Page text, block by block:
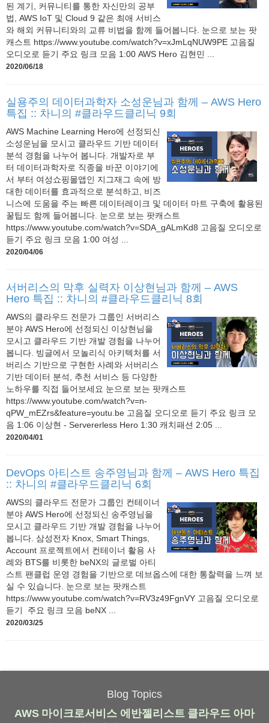
된 계기, 커뮤니티를 통한 자신만의 공부
법, AWS IoT 및 Cloud 9 같은 최애 서비스
와 해외 커뮤니티와의 교류 비법을 함께 들어봅니다. 눈으로 보는 팟
캐스트 https://www.youtube.com/watch?v=xJmLqNUW9PE 고음질
오디오로 듣기 주요 링크 모음 1:00 AWS Hero 김현민 ...
2020/06/18
실용주의 데이터과학자 소성운님과 함께 – AWS Hero
특집 :: 차니의 #클라우드클리닉 9회
AWS Machine Learning Hero에 선정되신
소성운님을 모시고 클라우드 기반 데이터
분석 경험을 나누어 봅니다. 개발자로 부
터 데이터과학자로 직종을 바꾼 이야기에
서 부터 여성쇼핑몰앱인 지그재그 속에 방
대한 데이터를 효과적으로 분석하고, 비즈
니스에 도움을 주는 빠른 데이터레이크 및 데이터 마트 구축에 활용된
꿀팁도 함께 들어봅니다. 눈으로 보는 팟캐스트
https://www.youtube.com/watch?v=SDA_gALmKd8 고음질 오디오로
듣기 주요 링크 모음 1:00 여성 ...
2020/04/06
서버리스의 막후 실력자 이상현님과 함께 – AWS
Hero 특집 :: 차니의 #클라우드클리닉 8회
AWS의 클라우드 전문가 그룹인 서버리스
분야 AWS Hero에 선정되신 이상현님을
모시고 클라우드 기반 개발 경험을 나누어
봅니다. 빙글에서 모놀리식 아키텍처를 서
버리스 기반으로 구현한 사례와 서버리스
기반 데이터 분석, 추천 서비스 등 다양한
노하우를 직접 들어보세요 눈으로 보는 팟캐스트
https://www.youtube.com/watch?v=n-
qPW_mEZrs&feature=youtu.be 고음질 오디오로 듣기 주요 링크 모
음 1:06 이상현 - Servererless Hero 1:30 캐치패션 2:05 ...
2020/04/01
DevOps 아티스트 송주영님과 함께 – AWS Hero 특집
:: 차니의 #클라우드클리닉 6회
AWS의 클라우드 전문가 그룹인 컨테이너
분야 AWS Hero에 선정되신 송주영님을
모시고 클라우드 기반 개발 경험을 나누어
봅니다. 삼성전자 Knox, Smart Things,
Account 프로젝트에서 컨테이너 활용 사
례와 BTS를 비롯한 beNX의 글로벌 아티
스트 팬클럽 운영 경험을 기반으로 데브옵스에 대한 통찰력을 느껴 보
실 수 있습니다. 눈으로 보는 팟캐스트
https://www.youtube.com/watch?v=RV3z49FgnVY 고음질 오디오로
듣기 주요 링크 모음 beNX ...
2020/03/25
Blog Topics
AWS 마이크로서비스 에반젤리스트 클라우드 아마